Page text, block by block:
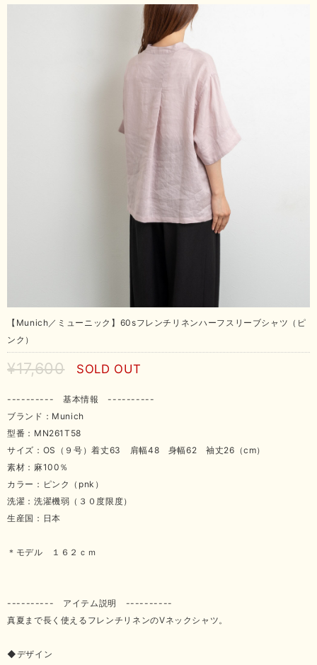
【Munich／ミューニック】60sフレンチリネンハーフスリーブシャツ（ピ
ンク）
¥17,600 SOLD OUT
---------- 基本情報 ----------
ブランド：Munich
型番：MN261T58
サイズ：OS（９号）着丈63 肩幅48 身幅62 袖丈26（cm）
素材：麻100％
カラー：ピンク（pnk）
洗濯：洗濯機弱（３０度限度）
生産国：日本
＊モデル １６２ｃｍ
---------- アイテム説明 ----------
真夏まで長く使えるフレンチリネンのVネックシャツ。
◆デザイン